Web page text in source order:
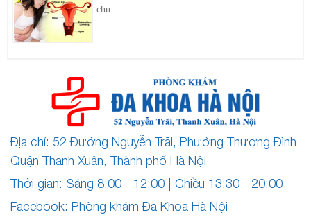
chu...
Địa chỉ: 52 Đường Nguyễn Trãi, Phường Thượng Đình
Quận Thanh Xuân, Thành phố Hà Nội
Thời gian: Sáng 8:00 - 12:00 | Chiều 13:30 - 20:00
Facebook: Phòng khám Đa Khoa Hà Nội